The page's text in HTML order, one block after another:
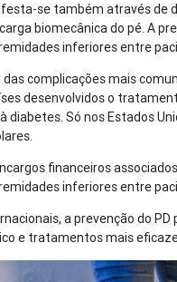
se também através de
biomecânica do pé. A
inferiores entre
das complicações mais
desenvolvidos o
diabetes. Só nos Estados
financeiros
inferiores entre
a prevenção do
e tratamentos mais